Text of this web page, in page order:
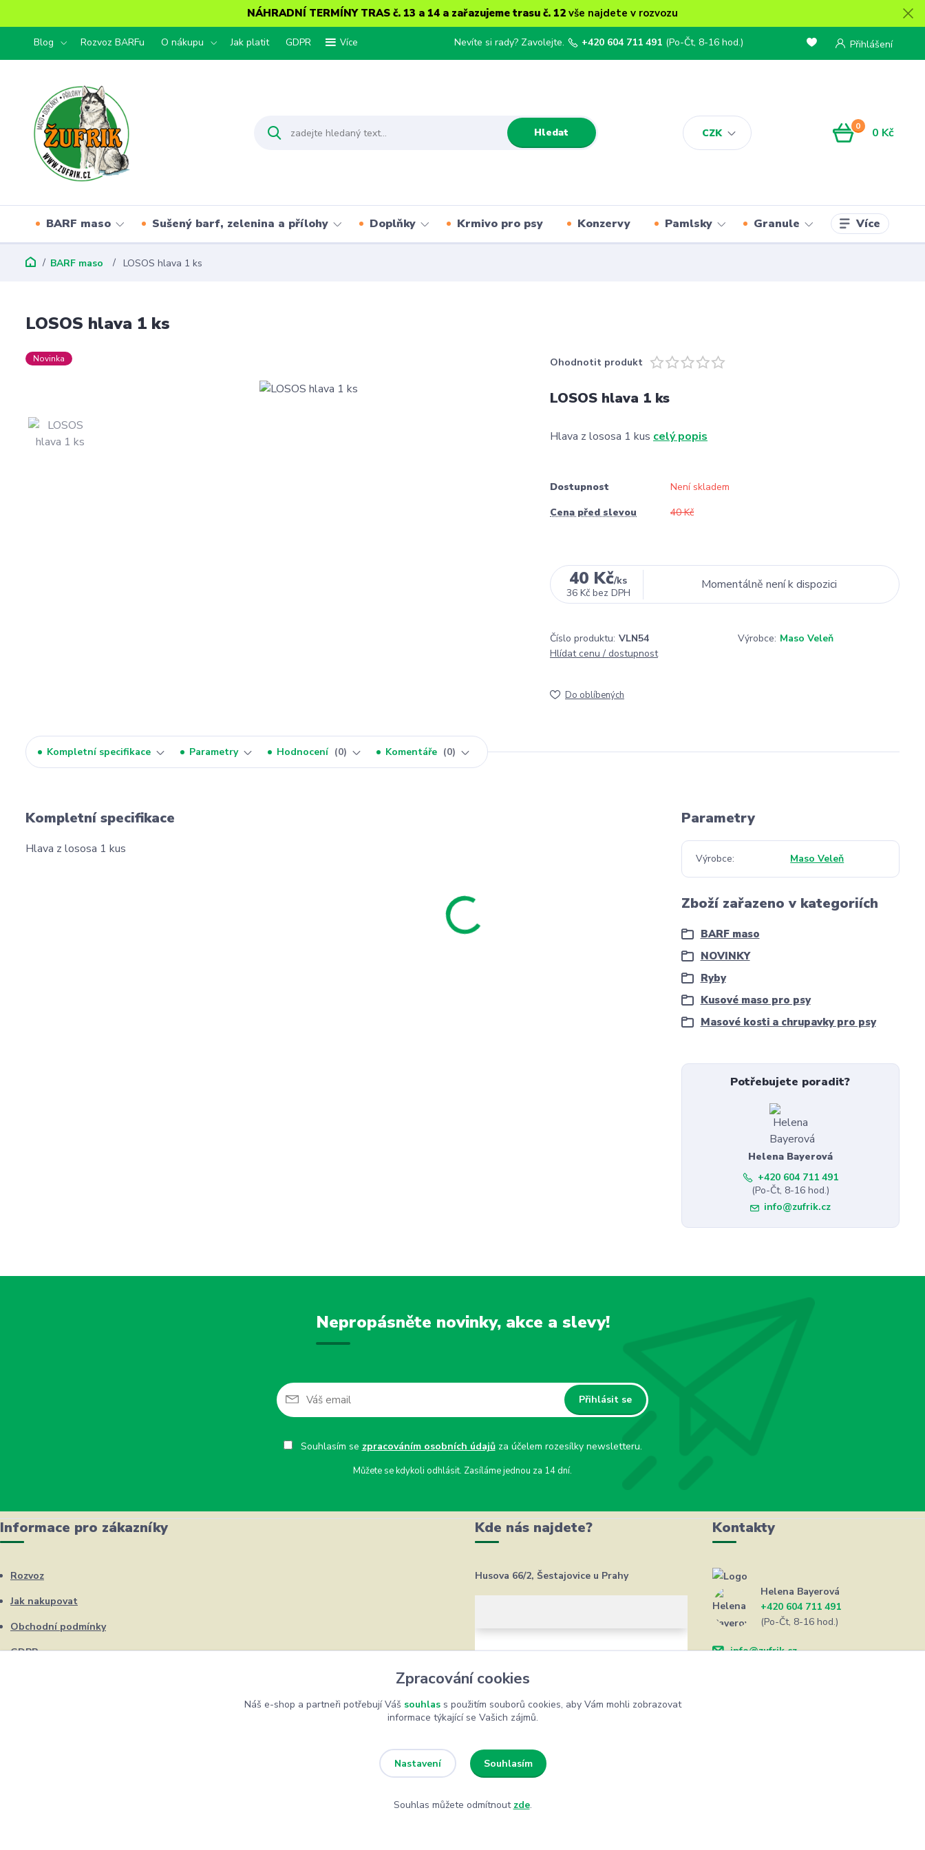
NÁHRADNÍ TERMÍNY TRAS č. 13 a 14 a zařazujeme trasu č. 12 vše najdete v rozvozu
Blog Rozvoz BARFu O nákupu Jak platit GDPR Více
CZK
Přihlášení
Hledat
Nevíte si rady? Zavolejte. +420 604 711 491 (Po-Čt, 8-16 hod.)
0 0 Kč
BARF maso Sušený barf, zelenina a přílohy Doplňky Krmivo pro psy Konzervy Pamlsky Granule Více
BARF maso LOSOS hlava 1 ks
LOSOS hlava 1 ks
Novinka Ohodnotit produkt
LOSOS hlava 1 ks
Hlava z lososa 1 kus celý popis
Dostupnost
Není skladem
Cena před slevou
40 Kč
40 Kč/ks
36 Kč bez DPH
Momentálně není k dispozici
Číslo produktu: VLN54 Výrobce: Maso Veleň
Hlídat cenu / dostupnost
Do oblíbených
Kompletní specifikace Parametry Hodnocení 0 Komentáře 0
Kompletní specifikace
Hlava z lososa 1 kus
Parametry
Výrobce Maso Veleň
Zboží zařazeno v kategoriích
BARF maso
NOVINKY
Ryby
Kusové maso pro psy
Masové kosti a chrupavky pro psy
Potřebujete poradit?
Helena Bayerová
+420 604 711 491
(Po-Čt, 8-16 hod.)
info@zufrik.cz
Nepropásněte novinky, akce a slevy!
Přihlásit se
Souhlasím se zpracováním osobních údajůza účelem rozesílky newsletteru.
Můžete se kdykoli odhlásit. Zasíláme jednou za 14 dní.
Informace pro zákazníky
Rozvoz
Jak nakupovat
Obchodní podmínky
GDPR
Kde nás najdete?
Husova 66/2, Šestajovice u Prahy
Kontakty
Helena Bayerová
+420 604 711 491
(Po-Čt, 8-16 hod.)
info@zufrik.cz
Zpracování cookies
Náš e-shop a partneři potřebují Váš souhlass použitím souborů cookies, aby Vám mohli zobrazovat
informace týkající se Vašich zájmů.
Nastavení Souhlasím
Souhlas můžete odmítnout zde.